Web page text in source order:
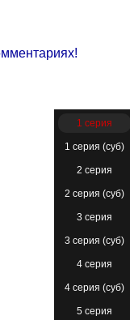
1 серия
1 серия (суб)
2 серия
2 серия (суб)
3 серия
3 серия (суб)
4 серия
4 серия (суб)
5 серия